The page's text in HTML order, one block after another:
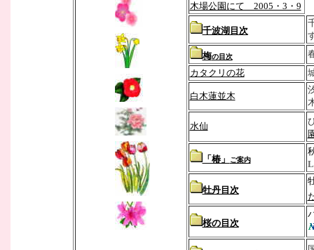
木場公園にて 2005・3・9
千波湖目次
梅の目次
カタクリの花
白木蓮並木
水仙
「椿」 ご案内
牡丹目次
桜の目次